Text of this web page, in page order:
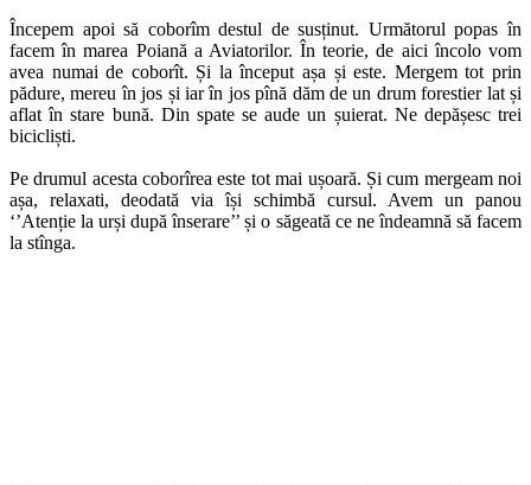
Începem apoi să coborîm destul de susținut. Următorul popas în
facem în marea Poiană a Aviatorilor. În teorie, de aici încolo vom
avea numai de coborît. Și la început așa și este. Mergem tot prin
pădure, mereu în jos și iar în jos pînă dăm de un drum forestier lat și
aflat în stare bună. Din spate se aude un șuierat. Ne depășesc trei
bicicliști.
Pe drumul acesta coborîrea este tot mai ușoară. Și cum mergeam noi
așa, relaxati, deodată via își schimbă cursul. Avem un panou
‘’Atenție la urși după înserare’’ și o săgeată ce ne îndeamnă să facem
la stînga.